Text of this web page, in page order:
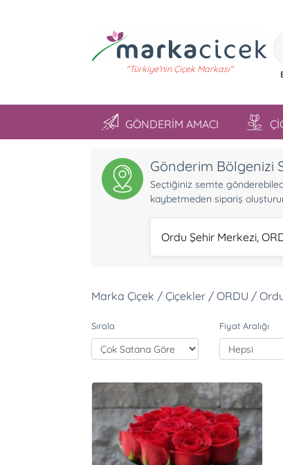
"Türkiye'nin Çiçek Markası"
GÖNDERİM AMACI
Gönderim Bölgenizi
Seçtiğiniz semte
kaybetmeden sipariş
Ordu Şehir Merkezi,
Marka Çiçek / Çiçekler / ORDU /
Sırala Fiyat Aralığı